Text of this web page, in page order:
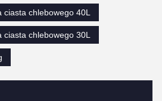
chlebowego 40L
chlebowego 30L